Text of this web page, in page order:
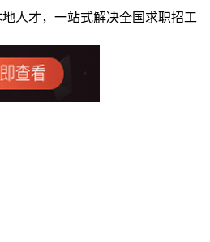
人才，一站式解决全国求职招工